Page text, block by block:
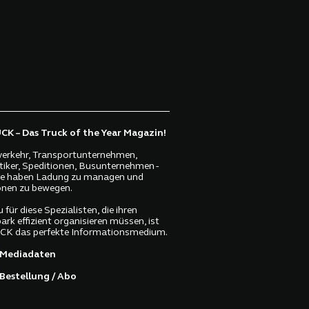
– Das Truck of the Year Magazin!
Transportunternehmen,
Speditionen, Busunternehmen -
haben Ladung zu managen und
zu bewegen.
für diese Spezialisten, die ihren
effizient organisieren müssen, ist
das perfekte Informationsmedium.
Mediadaten
Bestellung / Abo